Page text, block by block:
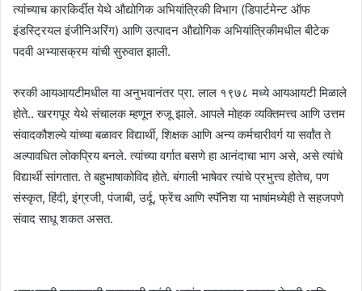
त्यांच्याच कारकिर्दीत येथे औद्योगिक अभियांत्रिकी विभाग (डिपार्टमेन्ट ऑफ
इंडस्ट्रियल इंजीनिअरिंग) आणि उत्पादन औद्योगिक अभियांत्रिकीमधील बीटेक
पदवी अभ्यासक्रम यांची सुरुवात झाली.
रुरकी आयआयटीमधील या अनुभवानंतर प्रा. लाल १९७८ मध्ये आयआयटी मिळाले
होते.. खरगपूर येथे संचालक म्हणून रुजू झाले. आपले मोहक व्यक्तिमत्त्व आणि उत्तम
संवादकौशल्ये यांच्या बळावर विद्यार्थी, शिक्षक आणि अन्य कर्मचारीवर्ग या सर्वांत ते
अल्पावधित लोकप्रिय बनले. त्यांच्या वर्गात बसणे हा आनंदाचा भाग असे, असे त्यांचे
विद्यार्थी सांगतात. ते बहुभाषाकोविद होते. बंगाली भाषेवर त्यांचे प्रभुत्त्व होतेच, पण
संस्कृत, हिंदी, इंग्रजी, पंजाबी, उर्दू, फ्रेंच आणि स्पॅनिश या भाषांमध्येही ते सहजपणे
संवाद साधू शकत असत.